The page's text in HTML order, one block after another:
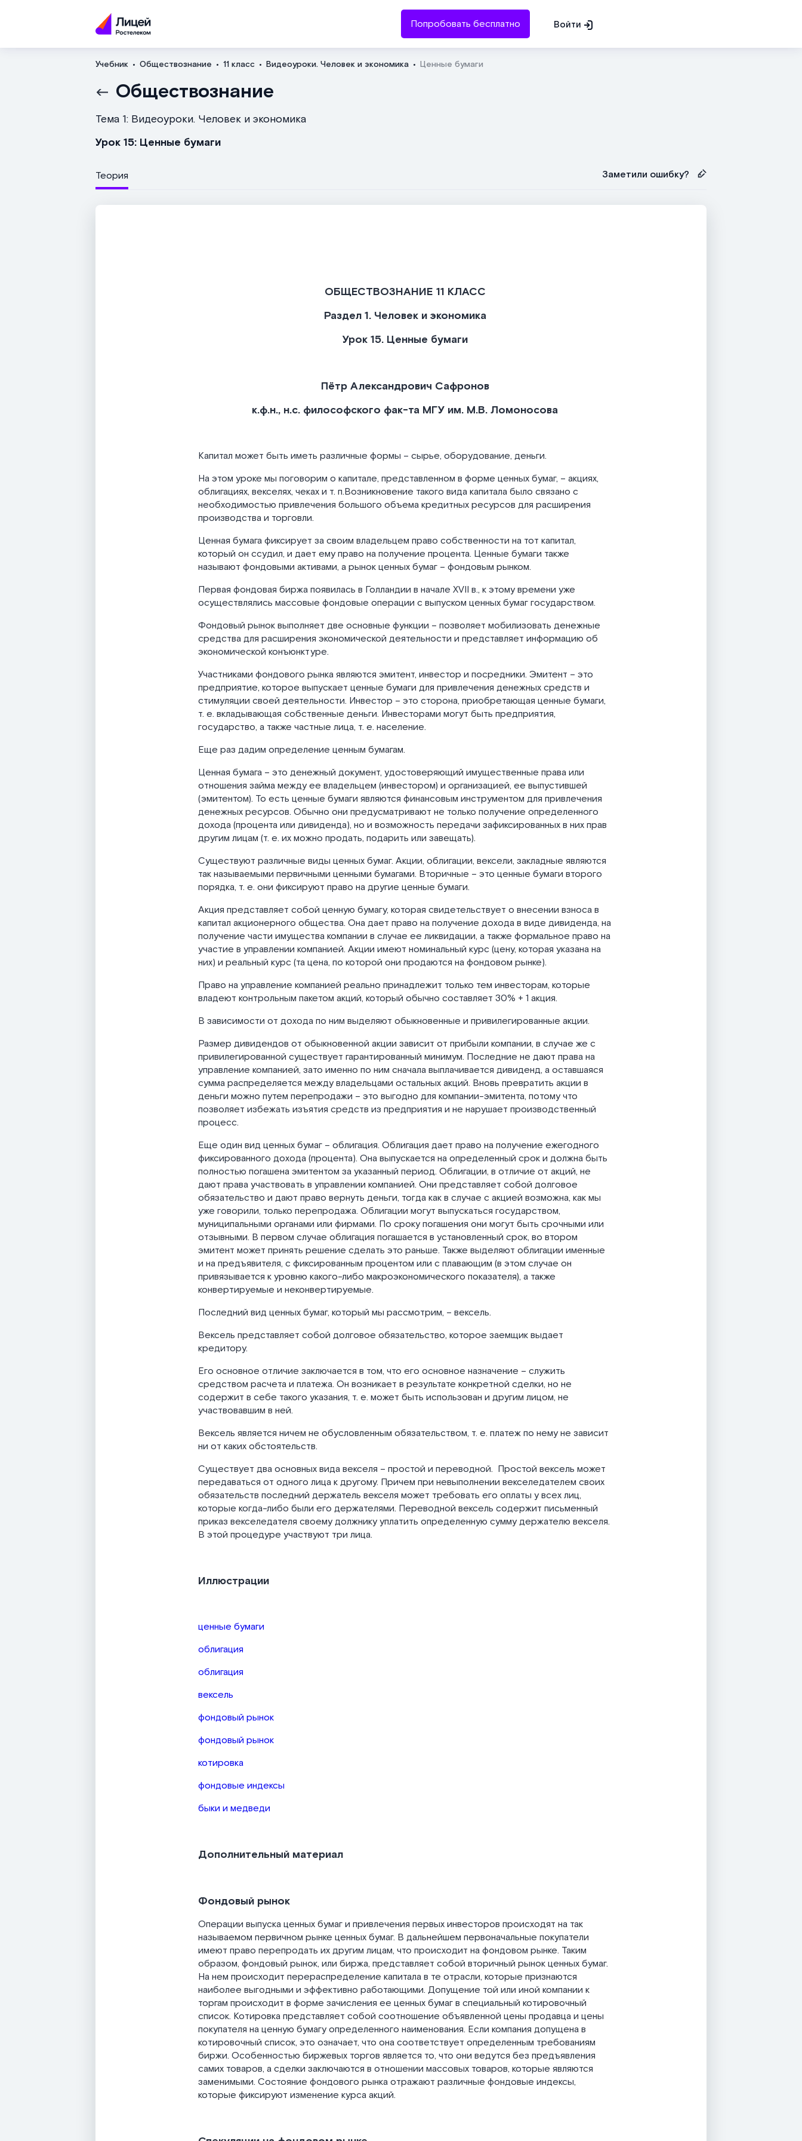
Попробовать бесплатно Войти
Учебник Обществознание 11 класс Видеоуроки. Человек и экономика Ценные бумаги
Обществознание
Тема 1: Видеоуроки. Человек и экономика
Урок 15: Ценные бумаги
Теория Заметили ошибку?
ОБЩЕСТВОЗНАНИЕ 11 КЛАСС
Раздел 1. Человек и экономика
Урок 15. Ценные бумаги
Пётр Александрович Сафронов
к.ф.н., н.с. философского фак-та МГУ им. М.В. Ломоносова
Капитал может быть иметь различные формы – сырье, оборудование, деньги.
На этом уроке мы поговорим о капитале, представленном в форме ценных бумаг, – акциях,
облигациях, векселях, чеках и т. п.Возникновение такого вида капитала было связано с
необходимостью привлечения большого объема кредитных ресурсов для расширения
производства и торговли.
Ценная бумага фиксирует за своим владельцем право собственности на тот капитал,
который он ссудил, и дает ему право на получение процента. Ценные бумаги также
называют фондовыми активами, а рынок ценных бумаг – фондовым рынком.
Первая фондовая биржа появилась в Голландии в начале XVII в., к этому времени уже
осуществлялись массовые фондовые операции с выпуском ценных бумаг государством.
Фондовый рынок выполняет две основные функции – позволяет мобилизовать денежные
средства для расширения экономической деятельности и представляет информацию об
экономической конъюнктуре.
Участниками фондового рынка являются эмитент, инвестор и посредники. Эмитент – это
предприятие, которое выпускает ценные бумаги для привлечения денежных средств и
стимуляции своей деятельности. Инвестор – это сторона, приобретающая ценные бумаги,
т. е. вкладывающая собственные деньги. Инвесторами могут быть предприятия,
государство, а также частные лица, т. е. население.
Еще раз дадим определение ценным бумагам.
Ценная бумага – это денежный документ, удостоверяющий имущественные права или
отношения займа между ее владельцем (инвестором) и организацией, ее выпустившей
(эмитентом). То есть ценные бумаги являются финансовым инструментом для привлечения
денежных ресурсов. Обычно они предусматривают не только получение определенного
дохода (процента или дивиденда), но и возможность передачи зафиксированных в них прав
другим лицам (т. е. их можно продать, подарить или завещать).
Существуют различные виды ценных бумаг. Акции, облигации, вексели, закладные являются
так называемыми первичными ценными бумагами. Вторичные – это ценные бумаги второго
порядка, т. е. они фиксируют право на другие ценные бумаги.
Акция представляет собой ценную бумагу, которая свидетельствует о внесении взноса в
капитал акционерного общества. Она дает право на получение дохода в виде дивиденда, на
получение части имущества компании в случае ее ликвидации, а также формальное право на
участие в управлении компанией. Акции имеют номинальный курс (цену, которая указана на
них) и реальный курс (та цена, по которой они продаются на фондовом рынке).
Право на управление компанией реально принадлежит только тем инвесторам, которые
владеют контрольным пакетом акций, который обычно составляет 30% + 1 акция.
В зависимости от дохода по ним выделяют обыкновенные и привилегированные акции.
Размер дивидендов от обыкновенной акции зависит от прибыли компании, в случае же с
привилегированной существует гарантированный минимум. Последние не дают права на
управление компанией, зато именно по ним сначала выплачивается дивиденд, а оставшаяся
сумма распределяется между владельцами остальных акций. Вновь превратить акции в
деньги можно путем перепродажи – это выгодно для компании-эмитента, потому что
позволяет избежать изъятия средств из предприятия и не нарушает производственный
процесс.
Еще один вид ценных бумаг – облигация. Облигация дает право на получение ежегодного
фиксированного дохода (процента). Она выпускается на определенный срок и должна быть
полностью погашена эмитентом за указанный период. Облигации, в отличие от акций, не
дают права участвовать в управлении компанией. Они представляет собой долговое
обязательство и дают право вернуть деньги, тогда как в случае с акцией возможна, как мы
уже говорили, только перепродажа. Облигации могут выпускаться государством,
муниципальными органами или фирмами. По сроку погашения они могут быть срочными или
отзывными. В первом случае облигация погашается в установленный срок, во втором
эмитент может принять решение сделать это раньше. Также выделяют облигации именные
и на предъявителя, с фиксированным процентом или с плавающим (в этом случае он
привязывается к уровню какого-либо макроэкономического показателя), а также
конвертируемые и неконвертируемые.
Последний вид ценных бумаг, который мы рассмотрим, – вексель.
Вексель представляет собой долговое обязательство, которое заемщик выдает
кредитору.
Его основное отличие заключается в том, что его основное назначение – служить
средством расчета и платежа. Он возникает в результате конкретной сделки, но не
содержит в себе такого указания, т. е. может быть использован и другим лицом, не
участвовавшим в ней.
Вексель является ничем не обусловленным обязательством, т. е. платеж по нему не зависит
ни от каких обстоятельств.
Существует два основных вида векселя – простой и переводной. Простой вексель может
передаваться от одного лица к другому. Причем при невыполнении векселедателем своих
обязательств последний держатель векселя может требовать его оплаты у всех лиц,
которые когда-либо были его держателями. Переводной вексель содержит письменный
приказ векселедателя своему должнику уплатить определенную сумму держателю векселя.
В этой процедуре участвуют три лица.
Иллюстрации
ценные бумаги
облигация
облигация
вексель
фондовый рынок
фондовый рынок
котировка
фондовые индексы
быки и медведи
Дополнительный материал
Фондовый рынок
Операции выпуска ценных бумаг и привлечения первых инвесторов происходят на так
называемом первичном рынке ценных бумаг. В дальнейшем первоначальные покупатели
имеют право перепродать их другим лицам, что происходит на фондовом рынке. Таким
образом, фондовый рынок, или биржа, представляет собой вторичный рынок ценных бумаг.
На нем происходит перераспределение капитала в те отрасли, которые признаются
наиболее выгодными и эффективно работающими. Допущение той или иной компании к
торгам происходит в форме зачисления ее ценных бумаг в специальный котировочный
список. Котировка представляет собой соотношение объявленной цены продавца и цены
покупателя на ценную бумагу определенного наименования. Если компания допущена в
котировочный список, это означает, что она соответствует определенным требованиям
биржи. Особенностью биржевых торгов является то, что они ведутся без предъявления
самих товаров, а сделки заключаются в отношении массовых товаров, которые являются
заменимыми. Состояние фондового рынка отражают различные фондовые индексы,
которые фиксируют изменение курса акций.